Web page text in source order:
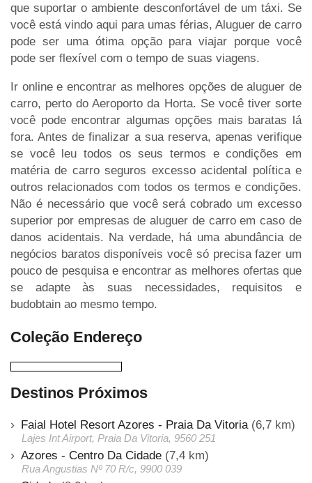
que suportar o ambiente desconfortável de um táxi. Se
você está vindo aqui para umas férias, Aluguer de carro
pode ser uma ótima opção para viajar porque você
pode ser flexível com o tempo de suas viagens.
Ir online e encontrar as melhores opções de aluguer de
carro, perto do Aeroporto da Horta. Se você tiver sorte
você pode encontrar algumas opções mais baratas lá
fora. Antes de finalizar a sua reserva, apenas verifique
se você leu todos os seus termos e condições em
matéria de carro seguros excesso acidental política e
outros relacionados com todos os termos e condições.
Não é necessário que você será cobrado um excesso
superior por empresas de aluguer de carro em caso de
danos acidentais. Na verdade, há uma abundância de
negócios baratos disponíveis você só precisa fazer um
pouco de pesquisa e encontrar as melhores ofertas que
se adapte às suas necessidades, requisitos e
budobtain ao mesmo tempo.
Coleção Endereço
Destinos Próximos
Faial Hotel Resort Azores - Praia Da Vitoria (6,7 km)
Lajes Int Airport, Praia Da Vitoria, 9560 251
Azores - Centro Da Cidade (7,4 km)
Rua Angustias Nº 70 R/c, 9900 039